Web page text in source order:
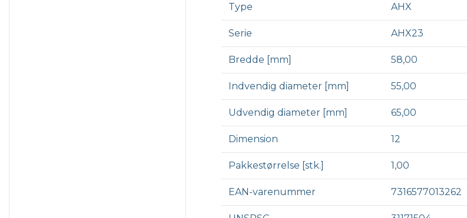
Type AHX
Serie AHX23
Bredde [mm] 58,00
Indvendig diameter [mm] 55,00
Udvendig diameter [mm] 65,00
Dimension 12
Pakkestørrelse [stk.] 1,00
EAN-varenummer 7316577013262